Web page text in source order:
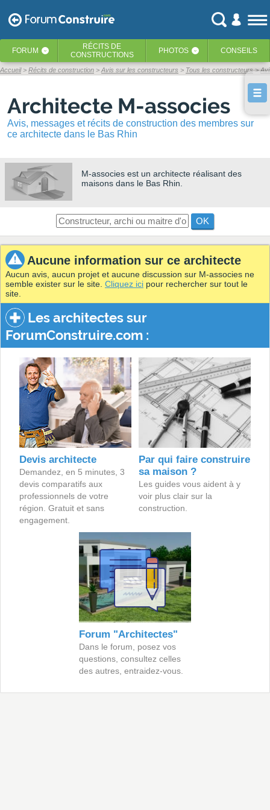
FORUM ‹ RÉCITS DE
CONSTRUCTIONS
PHOTOS ‹ CONSEILS
Accueil Récits de construction Avis sur les constructeurs Tous les constructeurs
Architecte M-associes
Avis, messages et récits de construction des membres sur
ce architecte dans le Bas Rhin
M-associes est un architecte réalisant des
maisons dans le Bas Rhin.
OK
Aucune information sur ce architecte
Aucun avis, aucun projet et aucune discussion sur M-associes ne
semble exister sur le site. Cliquez ici pour rechercher sur tout le
site.
Les architectes sur
ForumConstruire.com :
Devis architecte
Demandez, en 5 minutes, 3
devis comparatifs aux
professionnels de votre
région. Gratuit et sans
engagement.
Par qui faire construire
sa maison ?
Les guides vous aident à y
voir plus clair sur la
construction.
Forum "Architectes"
Dans le forum, posez vos
questions, consultez celles
des autres, entraidez-vous.